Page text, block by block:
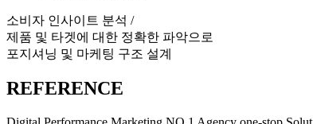
소비자 인사이트 분석 /
제품 및 타겟에 대한 정확한 파악으로
포지셔닝 및 마케팅 구조 설계
REFERENCE